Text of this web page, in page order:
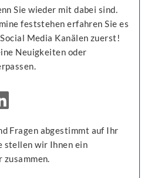
Sie wieder mit dabei sind.
feststehen erfahren Sie es
Media Kanälen zuerst!
Neuigkeiten oder
Fragen abgestimmt auf Ihr
stellen wir Ihnen ein
zusammen.